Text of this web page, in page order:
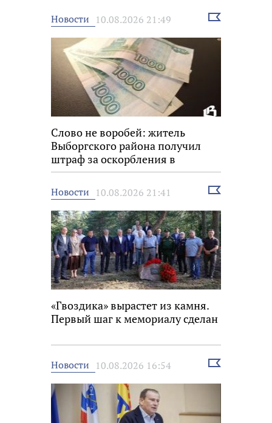
Новости 10.08.2026 21:49
Выбрать
Слово не воробей: житель
Выборгского района получил
штраф за оскорбления в
мессенджере
Новости 10.08.2026 21:41
Выбрать
«Гвоздика» вырастет из камня.
Первый шаг к мемориалу сделан
Новости 10.08.2026 16:54
Выбрать